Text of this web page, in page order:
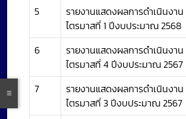
5
รายงานแสดงผลการดำเนินงาน
ไตรมาสที่ 1 ปีงบประมาณ 2568
6
รายงานแสดงผลการดำเนินงาน
ไตรมาสที่ 4 ปีงบประมาณ 2567
7
รายงานแสดงผลการดำเนินงาน
ไตรมาสที่ 3 ปีงบประมาณ 2567